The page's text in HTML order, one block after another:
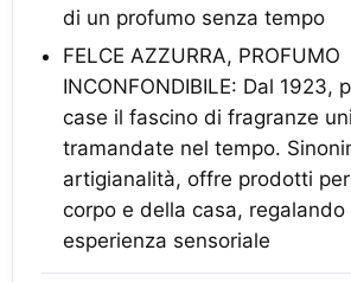
di un profumo senza tempo
FELCE AZZURRA, PROFUMO
INCONFONDIBILE: Dal 1923,
case il fascino di fragranze
tramandate nel tempo.
artigianalità, offre prodotti
corpo e della casa, regalando
esperienza sensoriale